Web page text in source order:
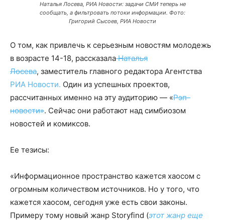
Наталья Лосева, РИА Новости: задачи СМИ теперь не
сообщать, а фильтровать потоки информации. Фото:
Григорий Сысоев, РИА Новости
О том, как привлечь к серьезным новостям молодежь
в возрасте 14-18, рассказалаНаталья
Лосева, заместитель главного редактора Агентства
РИА Новости. Один из успешных проектов,
рассчитанных именно на эту аудиторию — «Рэп-
новости». Сейчас они работают над симбиозом
новостей и комиксов.
Ее тезисы:
«Информационное пространство кажется хаосом с
огромным количеством источников. Но у того, что
кажется хаосом, сегодня уже есть свои законы.
Примеру тому новый жанр Storyfind (этот жанр еще